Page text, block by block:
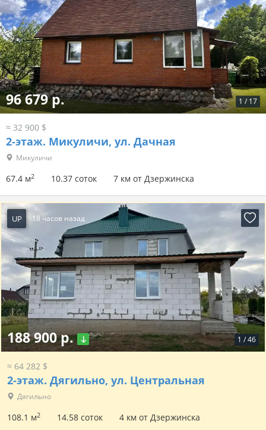
1 / 17
96 679 р.
≈ 32 900 $
2-этаж. Микуличи, ул. Дачная
Микуличи
67.4 м2 10.37 соток 7 км от Дзержинска
UP 18 часов назад
1 /46
188 900 р.
≈ 64 282 $
2-этаж. Дягильно, ул. Центральная
Дягильно
108.1 м2 14.58 соток 4 км от Дзержинска